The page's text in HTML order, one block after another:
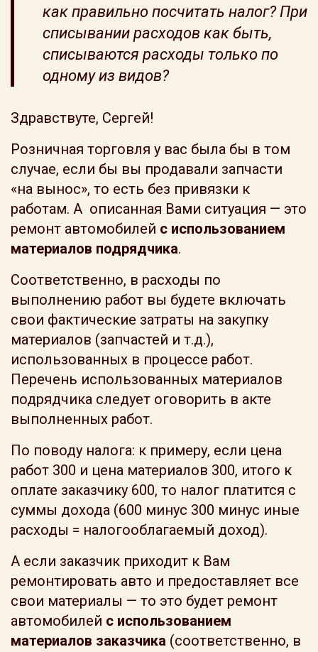
как правильно посчитать налог? При
списывании расходов как быть,
списываются расходы только по
одному из видов?
Здравствуте, Сергей!
Розничная торговля у вас была бы в том
случае, если бы вы продавали запчасти
«на вынос», то есть без привязки к
работам. А описанная Вами ситуация — это
ремонт автомобилей с использованием
материалов подрядчика.
Соответственно, в расходы по
выполнению работ вы будете включать
свои фактические затраты на закупку
материалов (запчастей и т.д.),
использованных в процессе работ.
Перечень использованных материалов
подрядчика следует оговорить в акте
выполненных работ.
По поводу налога: к примеру, если цена
работ 300 и цена материалов 300, итого к
оплате заказчику 600, то налог платится с
суммы дохода (600 минус 300 минус иные
расходы = налогооблагаемый доход).
А если заказчик приходит к Вам
ремонтировать авто и предоставляет все
свои материалы — то это будет ремонт
автомобилей с использованием
материалов заказчика (соответственно, в